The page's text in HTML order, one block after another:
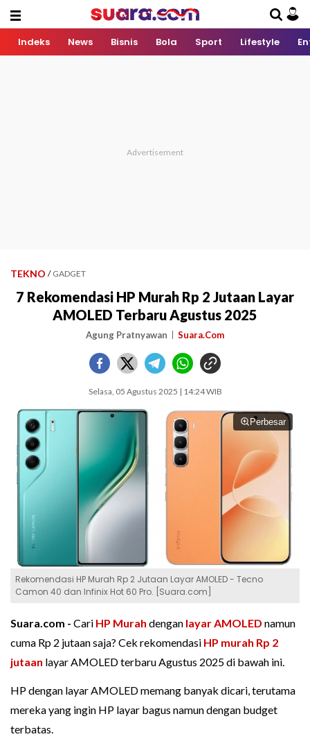
Indeks News Bisnis Bola Sport Lifestyle
TEKNO / GADGET
7 Rekomendasi HP Murah Rp 2 Jutaan Layar
AMOLED Terbaru Agustus 2025
Agung Pratnyawan Suara.Com
Selasa, 05 Agustus 2025 | 14:24 WIB
Perbesar
Rekomendasi HP Murah Rp 2 Jutaan Layar AMOLED - Tecno
Camon 40 dan Infinix Hot 60 Pro. [Suara.com]
Suara.com - Cari HP Murah dengan layar AMOLED namun
cuma Rp 2 jutaan saja? Cek rekomendasi HP murah Rp 2
jutaan layar AMOLED terbaru Agustus 2025 di bawah ini.
HP dengan layar AMOLED memang banyak dicari, terutama
mereka yang ingin HP layar bagus namun dengan budget
terbatas.